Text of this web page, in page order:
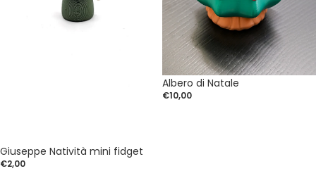
Giuseppe Natività mini fidget
€2,00
Albero di Natale
€10,00